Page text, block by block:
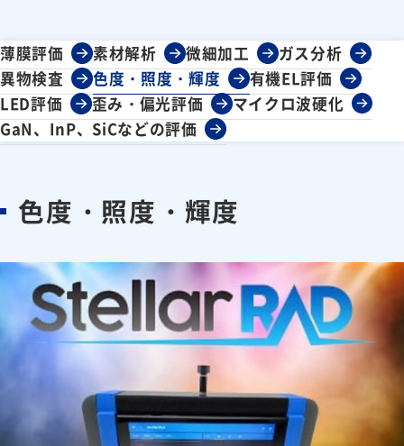
薄膜評価 素材解析 微細加工
ガス分析
異物検査
色度・照度・輝度
有機EL評価
LED評価
歪み・偏光評価
マイクロ波硬化
GaN、InP、SiCなどの評価
色度・照度・輝度